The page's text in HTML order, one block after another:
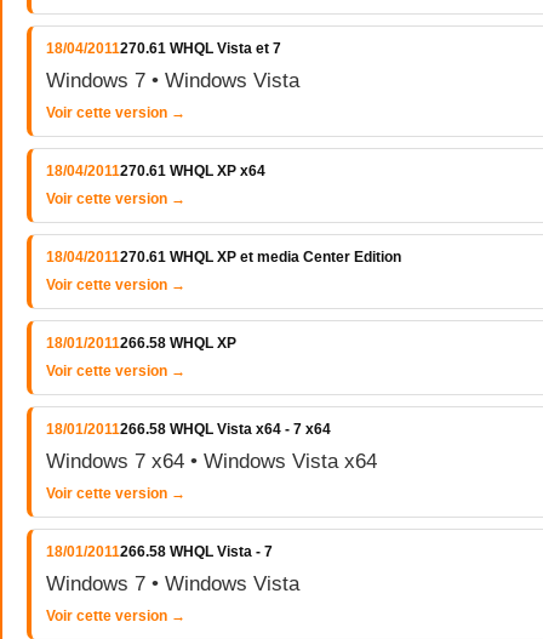
18/04/2011270.61 WHQL Vista et 7
Windows 7 • Windows Vista
Voir cette version →
18/04/2011270.61 WHQL XP x64
Voir cette version →
18/04/2011270.61 WHQL XP et media Center Edition
Voir cette version →
18/01/2011266.58 WHQL XP
Voir cette version →
18/01/2011266.58 WHQL Vista x64 - 7 x64
Windows 7 x64 • Windows Vista x64
Voir cette version →
18/01/2011266.58 WHQL Vista - 7
Windows 7 • Windows Vista
Voir cette version →